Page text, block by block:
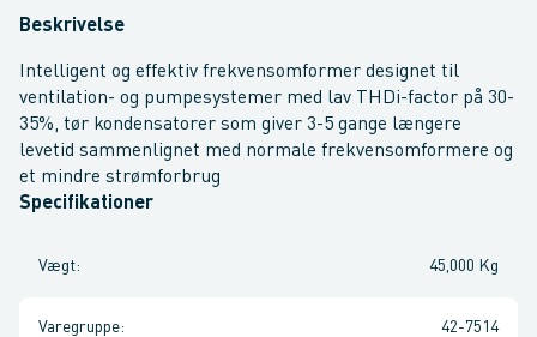
Beskrivelse
Intelligent og effektiv frekvensomformer designet til
ventilation- og pumpesystemer med lav THDi-factor på 30-
35%, tør kondensatorer som giver 3-5 gange længere
levetid sammenlignet med normale frekvensomformere og
et mindre strømforbrug
Specifikationer
Vægt: 45,000 Kg
Varegruppe: 42-7514